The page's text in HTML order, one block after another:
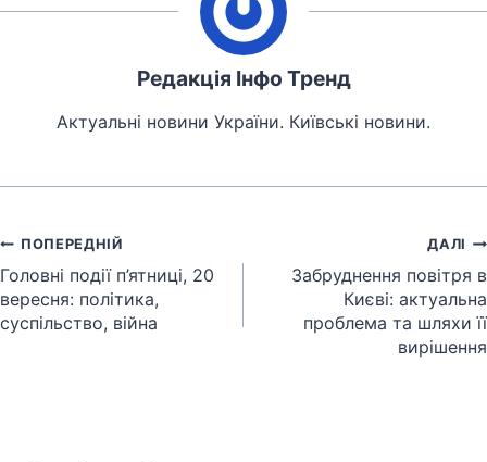
Редакція Інфо Тренд
Актуальні новини України. Київські новини.
Навігація
записів
ПОПЕРЕДНІЙ
Головні події п’ятниці, 20
вересня: політика,
суспільство, війна
ДАЛІ
Забруднення повітря в
Києві: актуальна
проблема та шляхи її
вирішення